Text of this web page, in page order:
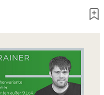
Master
Class
Champion
Chess
Fritz&Chesster